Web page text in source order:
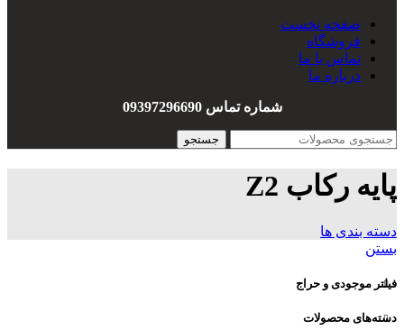
هندل
واشربندی
صفحه نخست
فروشگاه
تماس با ما
درباره ما
شماره تماس 09397296690
جستجو
پایه رکاب Z2
دسته بندی ها
بستن
فیلتر موجودی و حراج
دسته‌های محصولات